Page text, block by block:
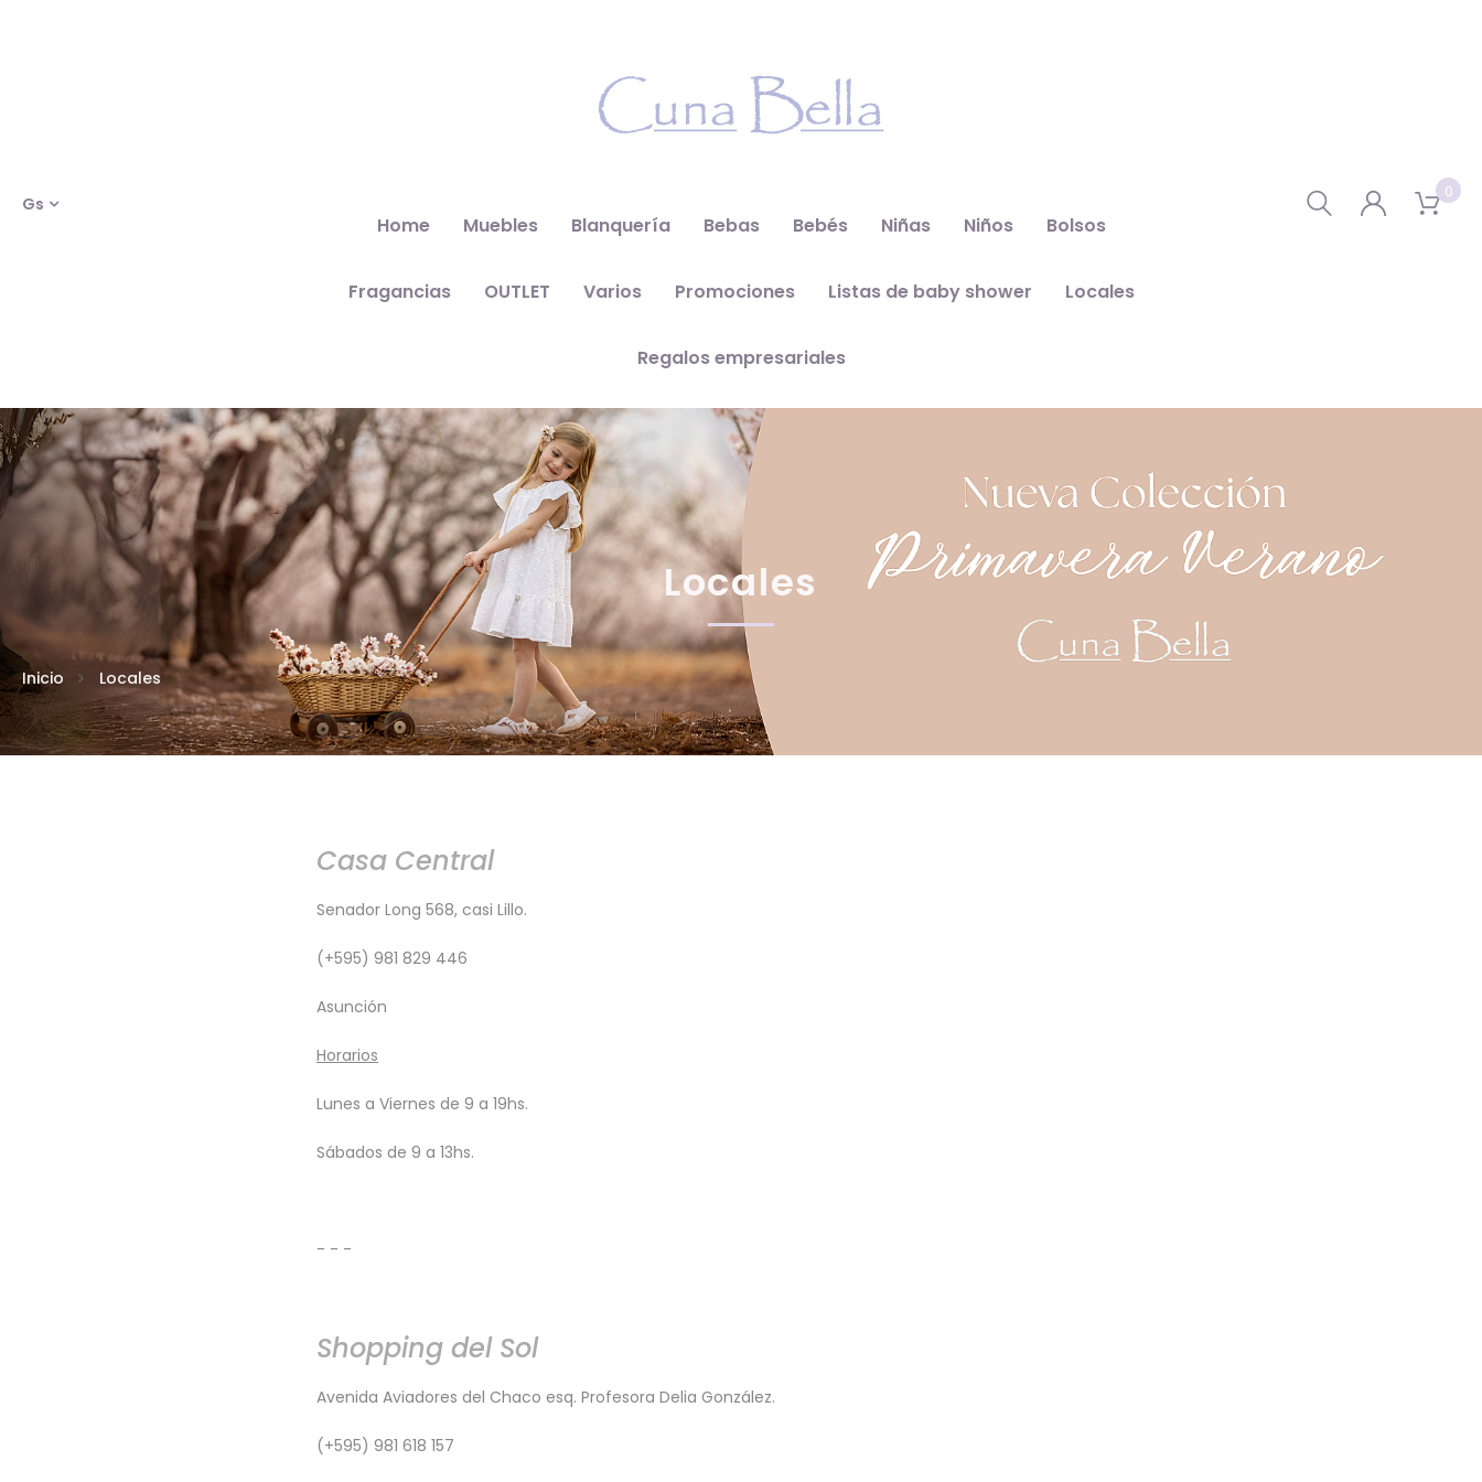
Gs
Home Muebles Blanquería Bebas Bebés Niñas Niños Bolsos
Fragancias OUTLET Varios Promociones Listas de baby shower Locales
Regalos empresariales
0
Locales
Inicio Locales
Casa Central
Senador Long 568, casi Lillo.
(+595) 981 829 446
Asunción
​Horarios
Lunes a Viernes de 9 a 19hs.
Sábados de 9 a 13hs.
- - -
Shopping del Sol
Avenida Aviadores del Chaco esq. Profesora Delia González.
(+595) 981 618 157